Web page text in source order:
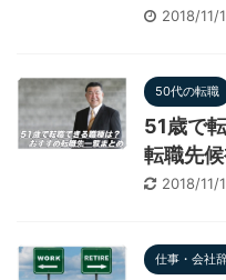
2018/11/
50代の転職
51歳で
転職先
2018/11/
仕事・会社